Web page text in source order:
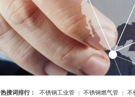
热搜词排行： 不锈钢工业管 | 不锈钢燃气管 | 不